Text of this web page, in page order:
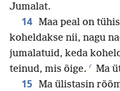
Jumalat.
14 Maa peal on
koheldakse nii, nagu
jumalatuid, keda
teinud, mis õige. r Ma
15 Ma ülistasin